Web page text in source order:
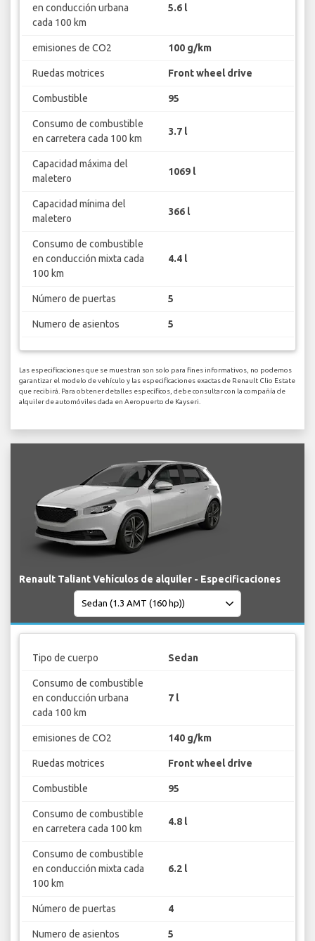
en conducción urbana
cada 100 km
5.6 l
emisiones de CO2 100 g/km
Ruedas motrices Front wheel drive
Combustible 95
Consumo de combustible
en carretera cada 100 km
3.7 l
Capacidad máxima del
maletero
1069 l
Capacidad mínima del
maletero
366 l
Consumo de combustible
en conducción mixta cada
100 km
4.4 l
Número de puertas 5
Numero de asientos 5
Las especificaciones que se muestran son solo para fines informativos, no podemos
garantizar el modelo de vehículo y las especificaciones exactas de Renault Clio Estate
que recibirá. Para obtener detalles específicos, debe consultar con la compañía de
alquiler de automóviles dada en Aeropuerto de Kayseri.
Renault Taliant Vehículos de alquiler - Especificaciones
Tipo de cuerpo Sedan
Consumo de combustible
en conducción urbana
cada 100 km
7 l
emisiones de CO2 140 g/km
Ruedas motrices Front wheel drive
Combustible 95
Consumo de combustible
en carretera cada 100 km
4.8 l
Consumo de combustible
en conducción mixta cada
100 km
6.2 l
Número de puertas 4
Numero de asientos 5